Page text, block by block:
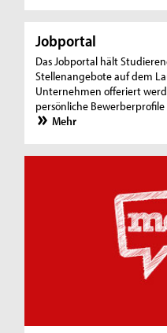
Jobportal
Das Jobportal hält
Stellenangebote auf dem
Unternehmen offeriert
persönliche
Mehr